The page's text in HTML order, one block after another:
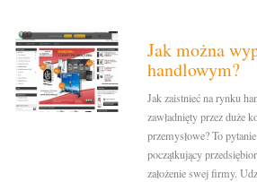
Jak można
handlowym?
Jak zaistnieć na rynku
zawładnięty przez duże
przemysłowe? To
początkujący
założenie swej firmy.